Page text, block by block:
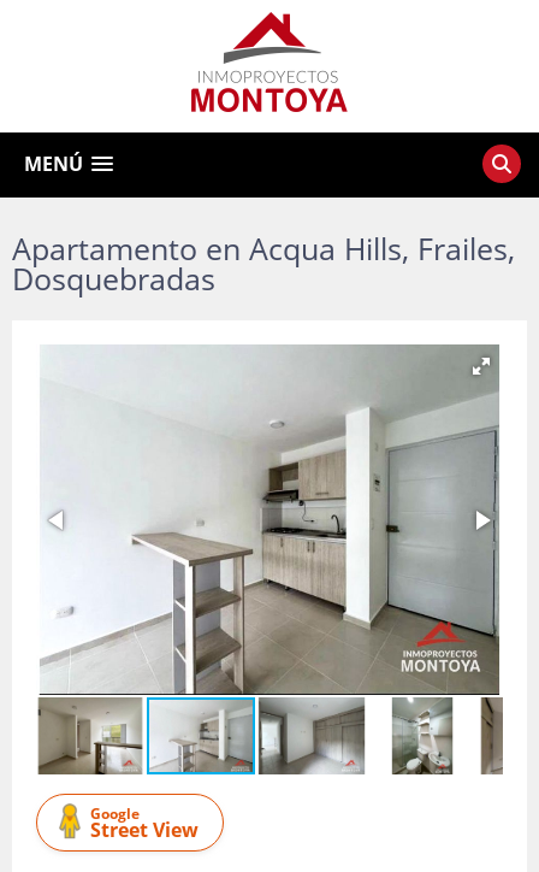
MENÚ
Apartamento en Acqua Hills, Frailes,
Dosquebradas
Google
Street View